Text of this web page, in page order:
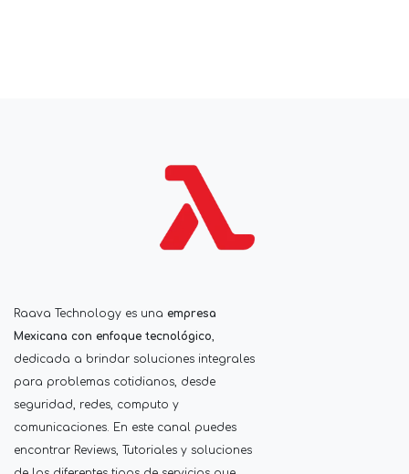
Raava Technology es una empresa
Mexicana con enfoque tecnológico,
dedicada a brindar soluciones integrales
para problemas cotidianos, desde
seguridad, redes, computo y
comunicaciones. En este canal puedes
encontrar Reviews, Tutoriales y soluciones